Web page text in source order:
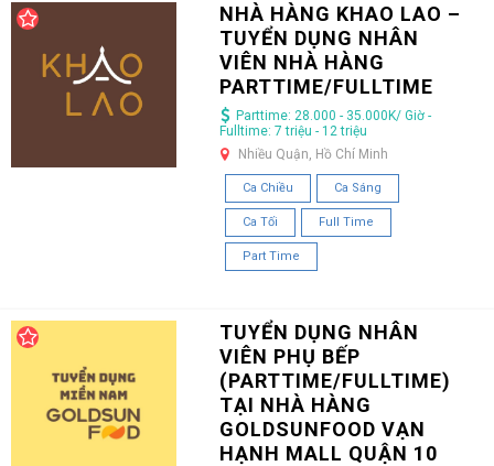
NHÀ HÀNG KHAO LAO –
TUYỂN DỤNG NHÂN
VIÊN NHÀ HÀNG
PARTTIME/FULLTIME
Parttime: 28.000 - 35.000K/ Giờ -
Fulltime: 7 triệu - 12 triệu
Nhiều Quận, Hồ Chí Minh
Ca Chiều Ca Sáng
Ca Tối Full Time
Part Time
TUYỂN DỤNG NHÂN
VIÊN PHỤ BẾP
(PARTTIME/FULLTIME)
TẠI NHÀ HÀNG
GOLDSUNFOOD VẠN
HẠNH MALL QUẬN 10